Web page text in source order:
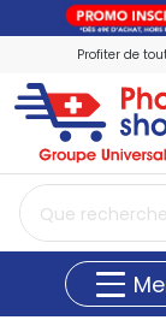
Profiter de